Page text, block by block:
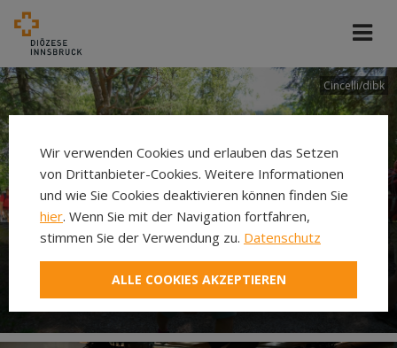
Cincelli/dibk
Neuer Pilgerweg Via
Laudato si’
Wir verwenden Cookies und erlauben das Setzen
von Drittanbieter-Cookies. Weitere Informationen
und wie Sie Cookies deaktivieren können finden Sie
hier. Wenn Sie mit der Navigation fortfahren,
stimmen Sie der Verwendung zu. Datenschutz
ALLE COOKIES AKZEPTIEREN